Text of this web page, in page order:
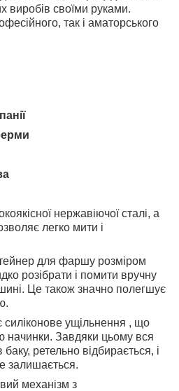
виробів своїми руками.
так і аматорського
нержавіючої сталі, а
легко мити і
для фаршу розміром
розібрати і помити вручну
Це також значно полегшує
ущільнення , що
начинки. Завдяки цьому вся
ретельно відбирається, і
залишається.
механізм з